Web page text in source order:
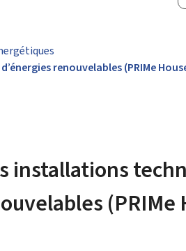
renouvelables (PRIMe
installations
(PRIMe